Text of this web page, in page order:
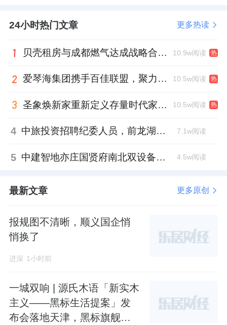
24小时热门文章 更多热读
贝壳租房与成都燃气达成战略合作 打通安全巡检“最后一米” 10.9w阅读 热
爱琴海集团携手百佳联盟，聚力共拓存量商业新赛道 10.5w阅读 热
圣象焕新家重新定义存量时代家居升级逻辑，筑牢说换就换的底气！ 10.5w阅读 热
4 中旅投资招聘纪委人员，前龙湖副总裁胡若翔掌舵 7.1w阅读
5 中建智地亦庄国贤府南北双设备平台，得房率创区域新高 4.5w阅读
最新文章 更多原创
报规图不清晰，顺义国企悄
悄换了
进深 1小时前
一城双响 | 源氏木语「新实木
主义——黑标生活提案」发
布会落地天津，黑标旗舰店